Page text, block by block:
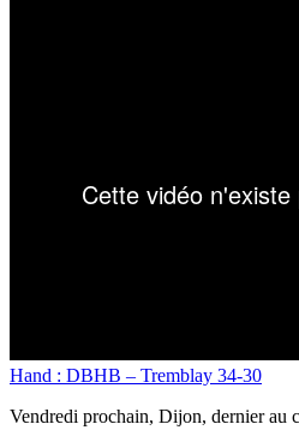
Hand : DBHB – Tremblay 34-30
Vendredi prochain, Dijon, dernier au